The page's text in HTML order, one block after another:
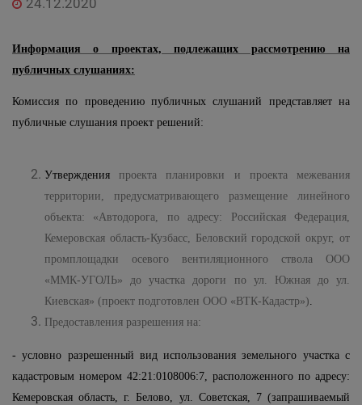
24.12.2020
Информация о проектах, подлежащих рассмотрению на
публичных слушаниях:
Комиссия по проведению публичных слушаний представляет на
публичные слушания проект решений:
Утверждения проекта планировки и проекта межевания
территории, предусматривающего размещение линейного
объекта: «Автодорога, по адресу: Российская Федерация,
Кемеровская область-Кузбасс, Беловский городской округ, от
промплощадки осевого вентиляционного ствола ООО
«ММК-УГОЛЬ» до участка дороги по ул. Южная до ул.
Киевская» (проект подготовлен ООО «ВТК-Кадастр»)
Предоставления разрешения на:
- условно разрешенный вид использования земельного участка с
кадастровым номером 42:21:0108006:7, расположенного по адресу:
Кемеровская область, г. Белово, ул. Советская, 7 (запрашиваемый